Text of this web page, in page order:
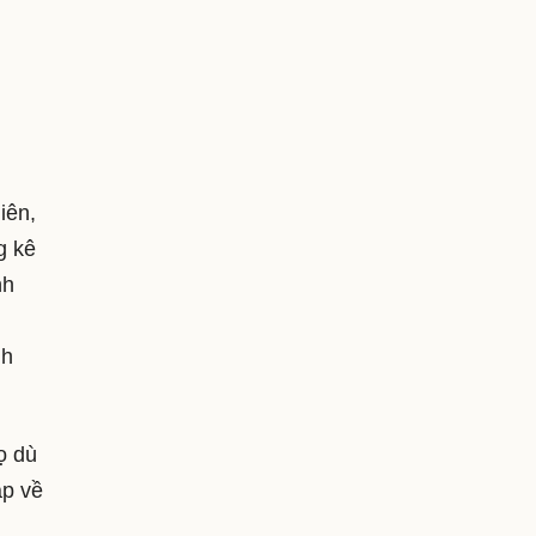
kê
dù
về